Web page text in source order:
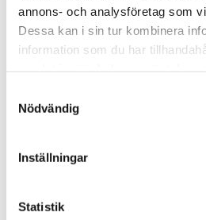
annons- och analysföretag som
Dessa kan i sin tur kombinera
information som du har
Nödvändig
Inställningar
Statistik
Nyhetsbrev
Prenumerera gärna på
Press
Tajt deadline? Här hittar du
snabb kontakt.